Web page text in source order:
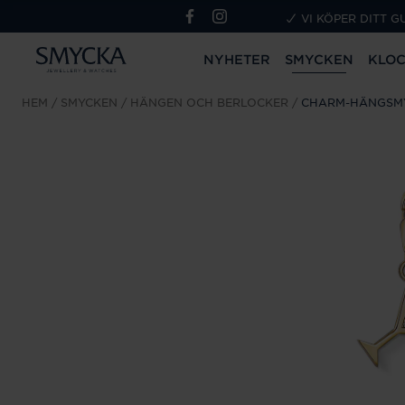
VI KÖPER DITT
NYHETER SMYCKEN
HEM SMYCKEN HÄNGEN OCH BERLOCKER CHARM-